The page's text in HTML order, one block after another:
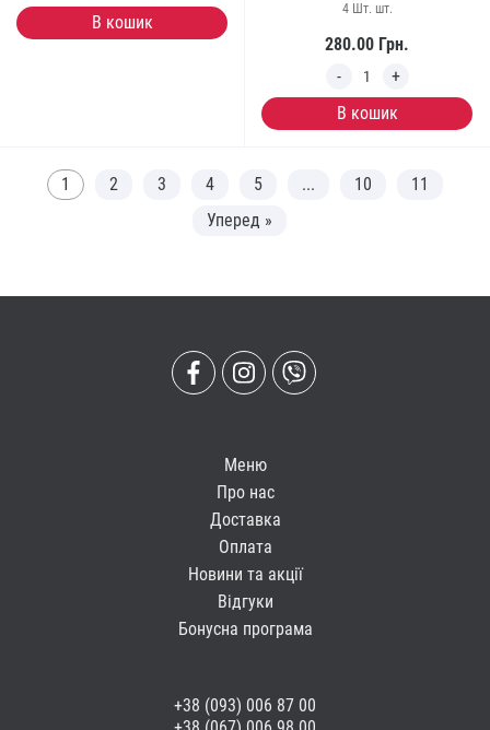
В кошик
4 Шт. шт.
280.00 Грн.
В кошик
1 2 3 4 5 ... 10
11
Уперед »
Меню
Про нас
Доставка
Оплата
Новини та акції
Відгуки
Бонусна програма
+38 (093) 006 87 00